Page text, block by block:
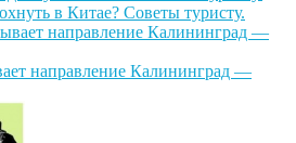
в Китае? Советы туристу.
направление Калининград —